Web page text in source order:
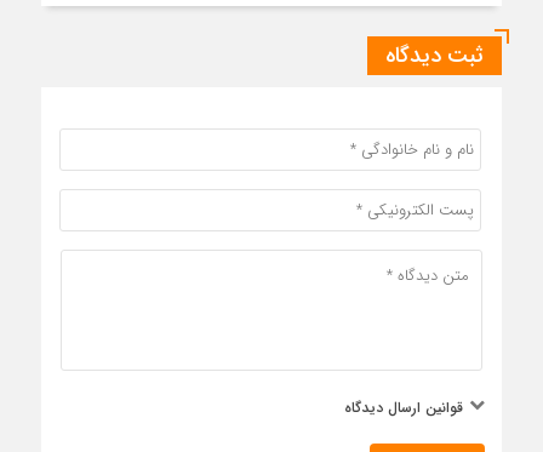
ثبت دیدگاه
قوانین ارسال دیدگاه